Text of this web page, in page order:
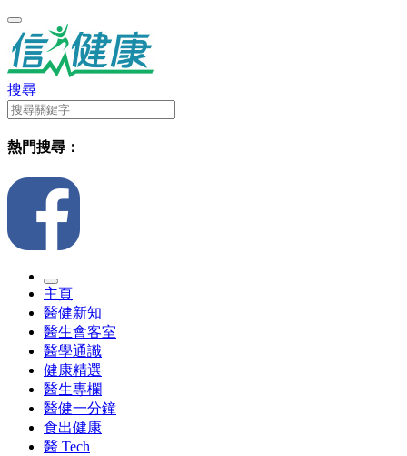
搜尋
熱門搜尋：
主頁
醫健新知
醫生會客室
醫學通識
健康精選
醫生專欄
醫健一分鐘
食出健康
醫 Tech